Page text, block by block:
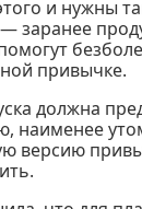
и нужны
— заранее
привычке.
должна
наименее
версию